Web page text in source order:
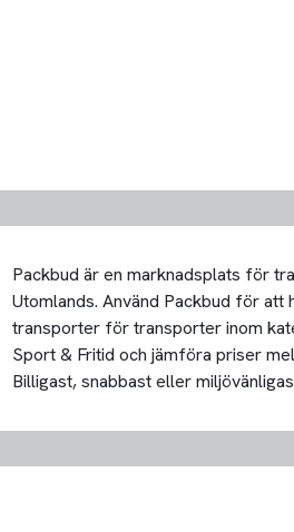
Packbud är en marknadsplats för
Utomlands. Använd Packbud för att
transporter för transporter inom
Sport & Fritid och jämföra priser
Billigast, snabbast eller